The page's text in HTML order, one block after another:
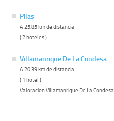
Pilas
A 25.85 km de distancia
( 2 hoteles )
Villamanrique De La Condesa
A 20.39 km de distancia
( 1 hotel )
Valoracion Villamanrique De La Condesa